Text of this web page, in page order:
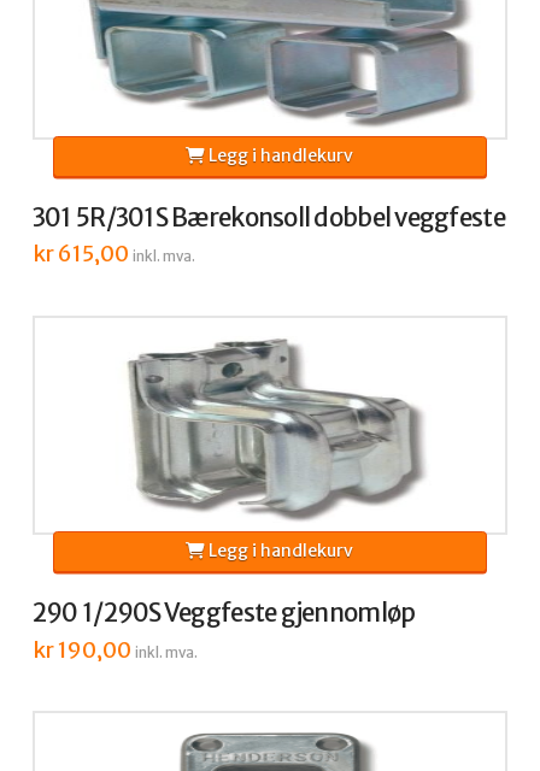
301 5R/301S Bærekonsoll dobbel veggfeste
kr615,00 inkl. mva.
Legg i handlekurv
290 1/290S Veggfeste gjennomløp
kr190,00 inkl. mva.
Legg i handlekurv